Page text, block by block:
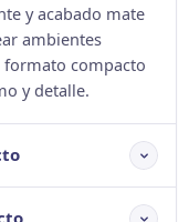
y acabado mate
ambientes
formato compacto
y detalle.